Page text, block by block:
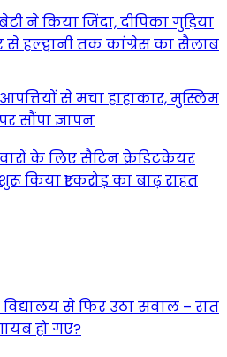
ने किया जिंदा, दीपिका गुड़िया
हल्द्वानी तक कांग्रेस का सैलाब
आपत्तियों से मचा हाहाकार, मुस्लिम
सौंपा ज्ञापन
के लिए सैटिन क्रेडिटकेयर
किया ₹1 करोड़ का बाढ़ राहत
से फिर उठा सवाल – रात
हो गए?